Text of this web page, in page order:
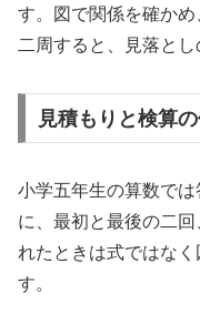
す。図で関係を確か
二周すると、見落とし
見積もりと検算
小学五年生の算数で
に、最初と最後の二
れたときは式ではな
す。